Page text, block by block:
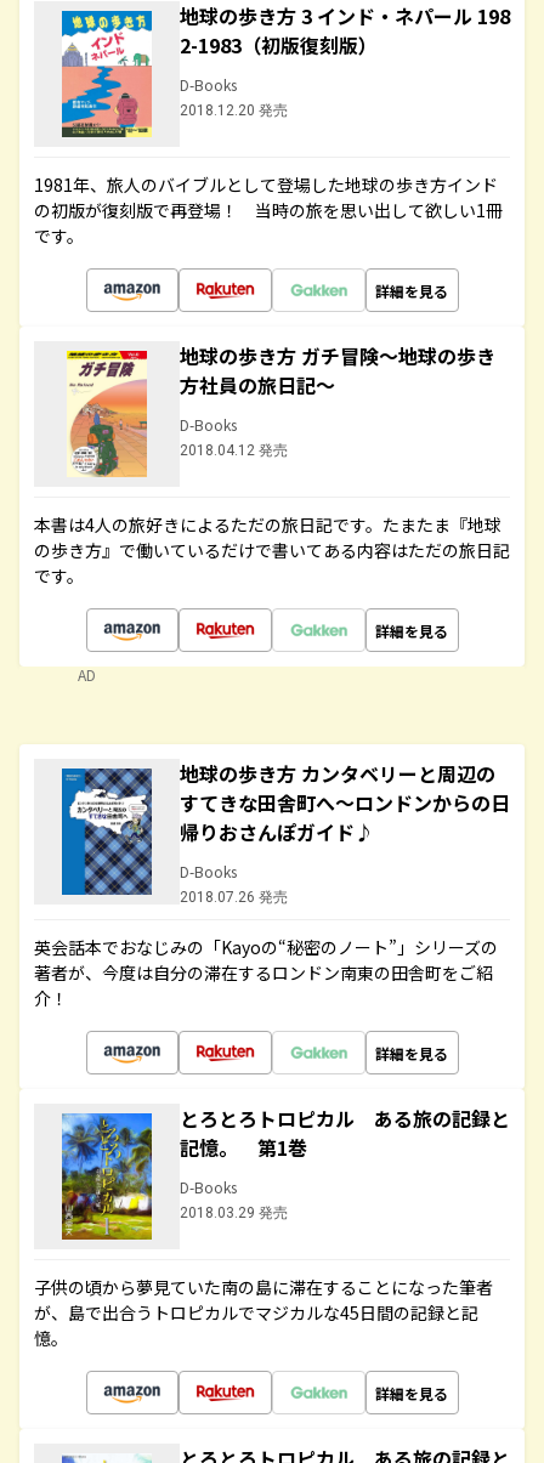
地球の歩き方 3 インド・ネパール 198
2-1983（初版復刻版）
D-Books
2018.12.20 発売
1981年、旅人のバイブルとして登場した地球の歩き方インド
の初版が復刻版で再登場！ 当時の旅を思い出して欲しい1冊
です。
詳細を見る
地球の歩き方 ガチ冒険～地球の歩き
方社員の旅日記～
D-Books
2018.04.12 発売
本書は4人の旅好きによるただの旅日記です。たまたま『地球
の歩き方』で働いているだけで書いてある内容はただの旅日記
です。
詳細を見る
AD
地球の歩き方 カンタベリーと周辺の
すてきな田舎町へ～ロンドンからの日
帰りおさんぽガイド♪
D-Books
2018.07.26 発売
英会話本でおなじみの「Kayoの“秘密のノート”」シリーズの
著者が、今度は自分の滞在するロンドン南東の田舎町をご紹
介！
詳細を見る
とろとろトロピカル ある旅の記録と
記憶。 第1巻
D-Books
2018.03.29 発売
子供の頃から夢見ていた南の島に滞在することになった筆者
が、島で出合うトロピカルでマジカルな45日間の記録と記
憶。
詳細を見る